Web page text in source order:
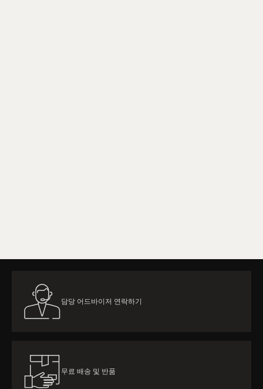
담당 어드바이저 연락하기
무료 배송 및 반품